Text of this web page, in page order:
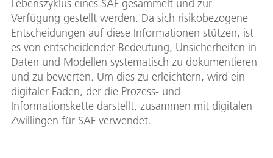
Lebenszyklus eines SAF gesammelt und zur
Verfügung gestellt werden. Da sich risikobezogene
Entscheidungen auf diese Informationen stützen, ist
es von entscheidender Bedeutung, Unsicherheiten in
Daten und Modellen systematisch zu dokumentieren
und zu bewerten. Um dies zu erleichtern, wird ein
digitaler Faden, der die Prozess- und
Informationskette darstellt, zusammen mit digitalen
Zwillingen für SAF verwendet.